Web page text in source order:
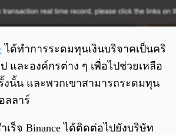
ได้ทำการระดมทุนเงินบริจาคเป็นคริ
และองค์กรต่าง ๆ เพื่อไปช่วยเหลือ
งนั้น และพวกเขาสามารถระดมทุน
ลลาร์
ร็จ Binance ได้ติดต่อไปยังบริษัท